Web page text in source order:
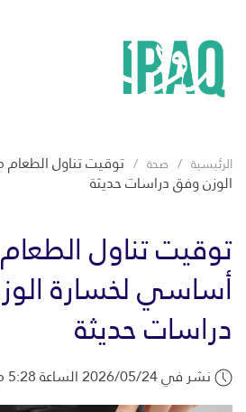
الرئيسية صحة توقيت تناول
الوزن وفق دراسات حديثة
توقيت تناول
أساسي لخسارة
دراسات حديثة
نشر في 2026/05/24 الساعة 5:28 م